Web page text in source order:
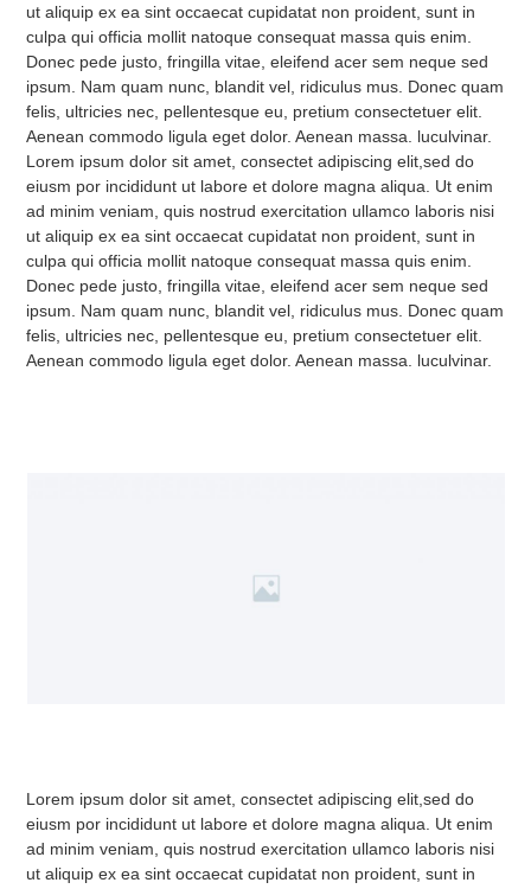
ut aliquip ex ea sint occaecat cupidatat non proident, sunt in
culpa qui officia mollit natoque consequat massa quis enim.
Donec pede justo, fringilla vitae, eleifend acer sem neque sed
ipsum. Nam quam nunc, blandit vel, ridiculus mus. Donec quam
felis, ultricies nec, pellentesque eu, pretium consectetuer elit.
Aenean commodo ligula eget dolor. Aenean massa. luculvinar.
Lorem ipsum dolor sit amet, consectet adipiscing elit,sed do
eiusm por incididunt ut labore et dolore magna aliqua. Ut enim
ad minim veniam, quis nostrud exercitation ullamco laboris nisi
ut aliquip ex ea sint occaecat cupidatat non proident, sunt in
culpa qui officia mollit natoque consequat massa quis enim.
Donec pede justo, fringilla vitae, eleifend acer sem neque sed
ipsum. Nam quam nunc, blandit vel, ridiculus mus. Donec quam
felis, ultricies nec, pellentesque eu, pretium consectetuer elit.
Aenean commodo ligula eget dolor. Aenean massa. luculvinar.
Lorem ipsum dolor sit amet, consectet adipiscing elit,sed do
eiusm por incididunt ut labore et dolore magna aliqua. Ut enim
ad minim veniam, quis nostrud exercitation ullamco laboris nisi
ut aliquip ex ea sint occaecat cupidatat non proident, sunt in